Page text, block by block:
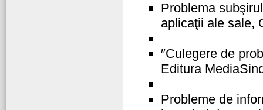
Problema
aplicaţii ale sale,
″Culegere de
Editura
Probleme de